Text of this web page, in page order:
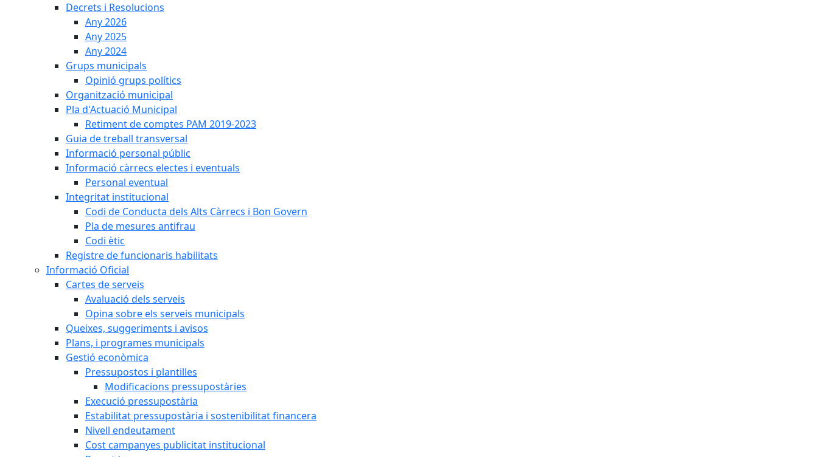
Decrets i Resolucions
Any 2026
Any 2025
Any 2024
Grups municipals
Opinió grups polítics
Organització municipal
Pla d'Actuació Municipal
Retiment de comptes PAM 2019-2023
Guia de treball transversal
Informació personal públic
Informació càrrecs electes i eventuals
Personal eventual
Integritat institucional
Codi de Conducta dels Alts Càrrecs i Bon Govern
Pla de mesures antifrau
Codi ètic
Registre de funcionaris habilitats
Informació Oficial
Cartes de serveis
Avaluació dels serveis
Opina sobre els serveis municipals
Queixes, suggeriments i avisos
Plans, i programes municipals
Gestió econòmica
Pressupostos i plantilles
Modificacions pressupostàries
Execució pressupostària
Estabilitat pressupostària i sostenibilitat financera
Nivell endeutament
Cost campanyes publicitat institucional